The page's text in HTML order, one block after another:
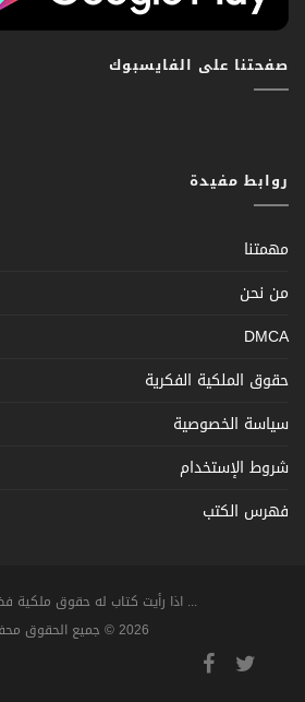
صفحتنا على الفايسبوك
روابط مفيدة
مهمتنا
من نحن
DMCA
حقوق الملكية الفكرية
سياسة الخصوصية
شروط الإستخدام
فهرس الكتب
... اذا رأيت كتاب له حقوق ملكية
2026 © جميع الحقوق محفوظة